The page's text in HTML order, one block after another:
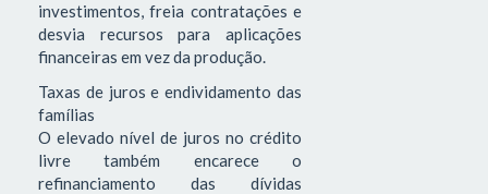
investimentos, freia contratações e
desvia recursos para aplicações
financeiras em vez da produção.
Taxas de juros e endividamento das
famílias
O elevado nível de juros no crédito
livre também encarece o
refinanciamento das dívidas